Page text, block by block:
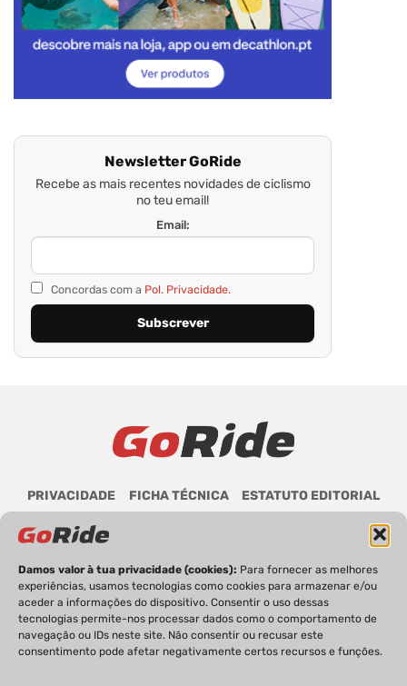
Damos valor à tua privacidade (cookies): Para fornecer as melhores
experiências, usamos tecnologias como cookies para armazenar e/ou
aceder a informações do dispositivo. Consentir o uso dessas
tecnologias permite-nos processar dados como o comportamento de
navegação ou IDs neste site. Não consentir ou recusar este
consentimento pode afetar negativamente certos recursos e funções.
Newsletter GoRide
Recebe as mais recentes novidades de ciclismo
no teu email!
Email:
Concordas com a Pol. Privacidade.
PRIVACIDADE FICHA TÉCNICA
ESTATUTO EDITORIAL
GoRide 2026 | Todos os direitos reservados.